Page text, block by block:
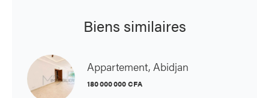
Biens similaires
Appartement, Abidjan
180 000 000 CFA